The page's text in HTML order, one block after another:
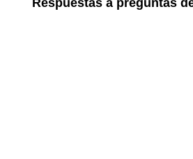
Respuestas a preguntas